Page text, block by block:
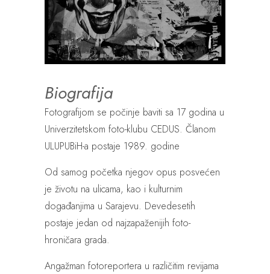
Biografija
Fotografijom se počinje baviti sa 17 godina u
Univerzitetskom foto-klubu CEDUS. Članom
ULUPUBiH-a postaje 1989. godine
Od samog početka njegov opus posvećen
je životu na ulicama, kao i kulturnim
događanjima u Sarajevu. Devedesetih
postaje jedan od najzapaženijih foto-
hroničara grada.
Angažman fotoreportera u različitim revijama